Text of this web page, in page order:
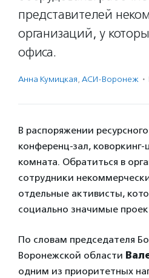
представителей
организаций, у
офиса.
Анна Кумицкая, АСИ-Воронеж ·
В распоряжении
конференц-зал, коворкинг-
комната. Обратиться в
сотрудники
отдельные активисты,
социально значимые
По словам председателя
Воронежской области
одним из приоритетных